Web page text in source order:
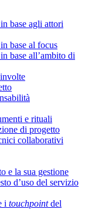
base agli attori
base al focus
base all’ambito di
e rituali
di progetto
collaborativi
e la sua gestione
d’uso del servizio
i touchpointdel